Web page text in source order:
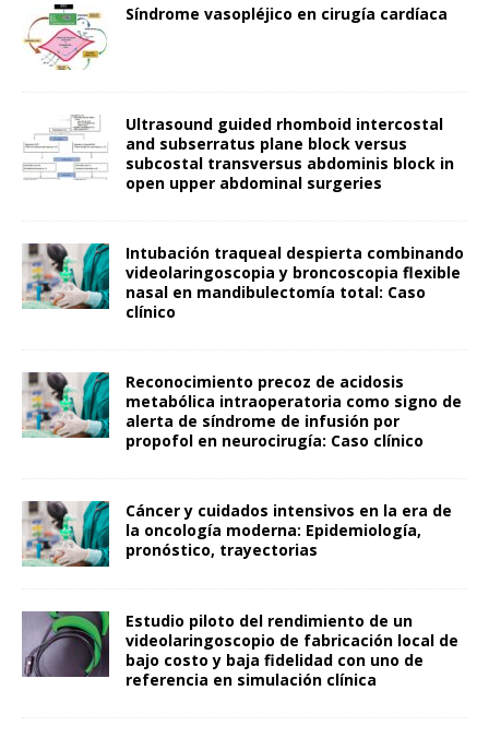
Síndrome vasopléjico en cirugía cardíaca
Ultrasound guided rhomboid intercostal
and subserratus plane block versus
subcostal transversus abdominis block in
open upper abdominal surgeries
Intubación traqueal despierta combinando
videolaringoscopia y broncoscopia flexible
nasal en mandibulectomía total: Caso
clínico
Reconocimiento precoz de acidosis
metabólica intraoperatoria como signo de
alerta de síndrome de infusión por
propofol en neurocirugía: Caso clínico
Cáncer y cuidados intensivos en la era de
la oncología moderna: Epidemiología,
pronóstico, trayectorias
Estudio piloto del rendimiento de un
videolaringoscopio de fabricación local de
bajo costo y baja fidelidad con uno de
referencia en simulación clínica